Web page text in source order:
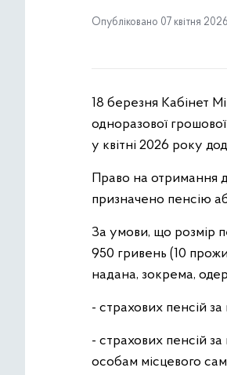
Опубліковано 07 квітня
18 березня Кабінет
одноразової
у квітні 2026 року
Право на отримання
призначено пенсію
За умови, що розмір
950 гривень (10
надана, зокрема,
- страхових пенсій за
- страхових пенсій
особам місцевого